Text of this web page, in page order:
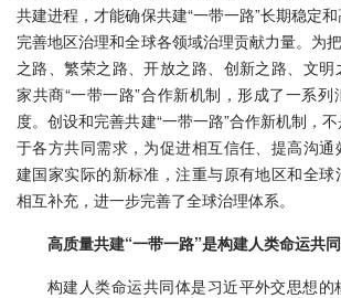
共建进程，才能确保共建“一带一路”长期稳定
完善地区治理和全球各领域治理贡献力量。为
之路、繁荣之路、开放之路、创新之路、文
家共商“一带一路”合作新机制，形成了一系
度。创设和完善共建“一带一路”合作新机制，
于各方共同需求，为促进相互信任、提高沟
建国家实际的新标准，注重与原有地区和全球
相互补充，进一步完善了全球治理体系。
高质量共建“一带一路”是构建人类命运共
构建人类命运共同体是习近平外交思想的